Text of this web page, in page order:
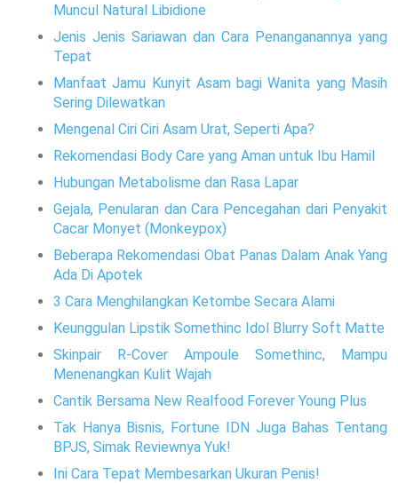
Muncul Natural Libidione
Jenis Jenis Sariawan dan Cara Penanganannya yang
Tepat
Manfaat Jamu Kunyit Asam bagi Wanita yang Masih
Sering Dilewatkan
Mengenal Ciri Ciri Asam Urat, Seperti Apa?
Rekomendasi Body Care yang Aman untuk Ibu Hamil
Hubungan Metabolisme dan Rasa Lapar
Gejala, Penularan dan Cara Pencegahan dari Penyakit
Cacar Monyet (Monkeypox)
Beberapa Rekomendasi Obat Panas Dalam Anak Yang
Ada Di Apotek
3 Cara Menghilangkan Ketombe Secara Alami
Keunggulan Lipstik Somethinc Idol Blurry Soft Matte
Skinpair R-Cover Ampoule Somethinc, Mampu
Menenangkan Kulit Wajah
Cantik Bersama New Realfood Forever Young Plus
Tak Hanya Bisnis, Fortune IDN Juga Bahas Tentang
BPJS, Simak Reviewnya Yuk!
Ini Cara Tepat Membesarkan Ukuran Penis!